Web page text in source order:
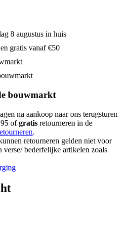
8 augustus in huis
gratis vanaf €50
bouwmarkt
na aankoop naar ons terugsturen
ofgratis retourneren in de
.
retourneren gelden niet voor
verse/ bederfelijke artikelen zoals